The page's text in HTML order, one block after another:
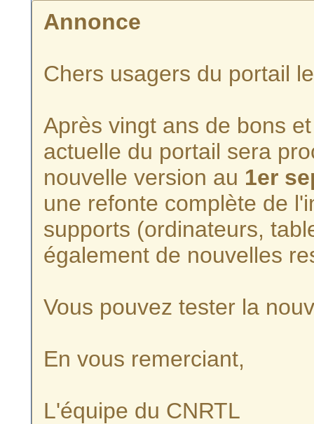
Annonce
Chers usagers du portail
Après vingt ans de bons
actuelle du portail sera
nouvelle version au 1er
une refonte complète de
supports (ordinateurs,
également de nouvelles
Vous pouvez tester la
En vous remerciant,
L'équipe du CNRTL